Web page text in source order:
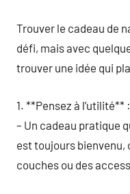
Trouver le cadeau de
défi, mais avec
trouver une idée qui
1. **Pensez à l’utilité** :
– Un cadeau pratique
est toujours bienvenu,
couches ou des